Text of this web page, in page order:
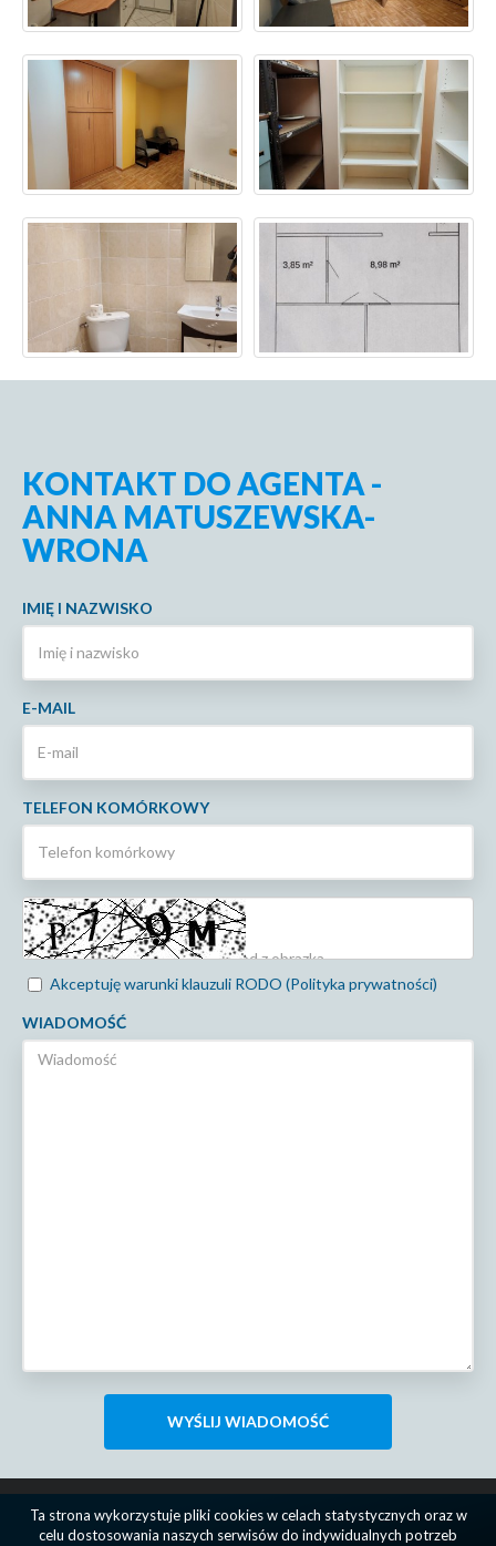
KONTAKT DO AGENTA -
ANNA MATUSZEWSKA-
WRONA
IMIĘ I NAZWISKO
E-MAIL
TELEFON KOMÓRKOWY
Akceptuję warunki klauzuli RODO (Polityka prywatności)
WIADOMOŚĆ
Ta strona wykorzystuje pliki cookies w celach statystycznych oraz w
celu dostosowania naszych serwisów do indywidualnych potrzeb